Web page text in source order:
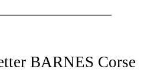
BARNES Corse